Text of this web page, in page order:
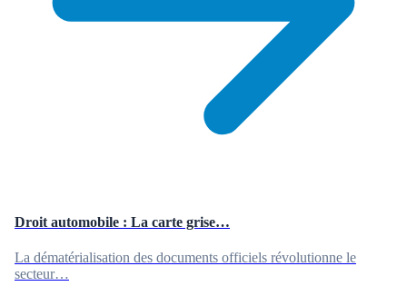
Droit automobile : La carte grise…
La dématérialisation des documents officiels révolutionne le
secteur…